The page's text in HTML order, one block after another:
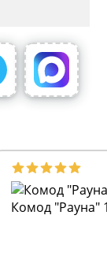
Комод "Рауна"